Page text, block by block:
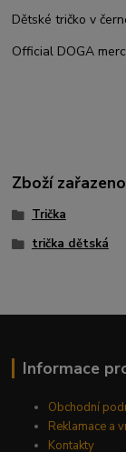
Dětské tričko v
Official DOGA
Zboží
Trička
trička dětská
Informace
Obchodní
Reklamace a
Kontakty